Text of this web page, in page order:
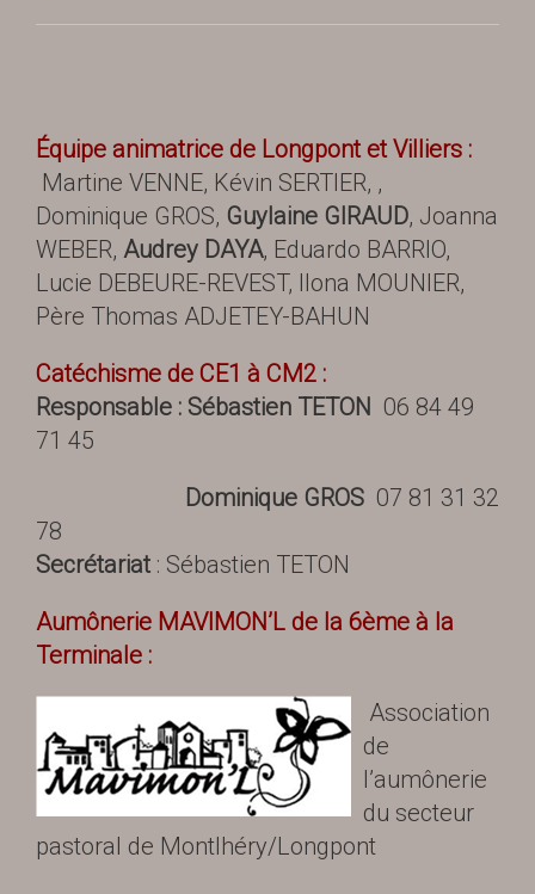
Équipe animatrice de Longpont et Villiers :
Martine VENNE, Kévin SERTIER, ,
Dominique GROS, Guylaine GIRAUD, Joanna
WEBER, Audrey DAYA, Eduardo BARRIO,
Lucie DEBEURE-REVEST, Ilona MOUNIER,
Père Thomas ADJETEY-BAHUN
Catéchisme de CE1 à CM2 :
Responsable : Sébastien TETON 06 84 49
71 45
Dominique GROS 07 81 31 32
78
Secrétariat : Sébastien TETON
Aumônerie MAVIMON’L de la 6ème à la
Terminale :
Association
de
l’aumônerie
du secteur
pastoral de Montlhéry/Longpont